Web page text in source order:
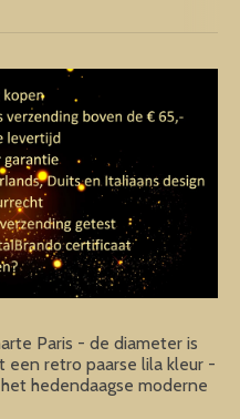
Paris - de diameter is
retro paarse lila kleur -
hedendaagse moderne